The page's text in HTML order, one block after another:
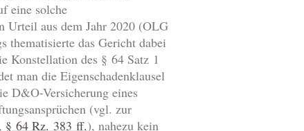
eine solche
Urteil aus dem Jahr 2020 (OLG
das Gericht dabei
Konstellation des § 64 Satz 1
man die Eigenschadenklausel
D&O-Versicherung eines
(vgl. zur
§ 64 Rz. 383 ff.), nahezu kein